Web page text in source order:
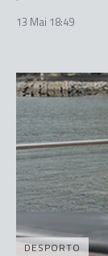
13 Mai 18:49
DESPORTO